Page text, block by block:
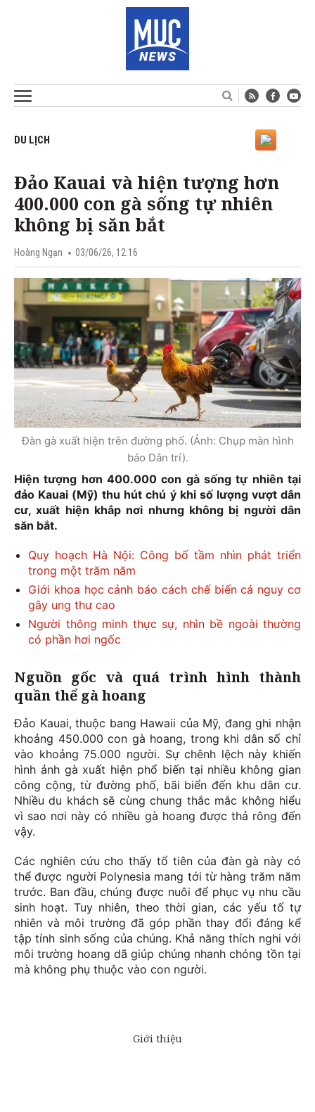
DU LỊCH
Đảo Kauai và hiện tượng hơn
400.000 con gà sống tự nhiên
không bị săn bắt
Hoàng Ngạn 03/06/26, 12:16
Đàn gà xuất hiện trên đường phố. (Ảnh: Chụp màn hình
báo Dân trí).
Hiện tượng hơn 400.000 con gà sống tự nhiên tại
đảo Kauai (Mỹ) thu hút chú ý khi số lượng vượt dân
cư, xuất hiện khắp nơi nhưng không bị người dân
săn bắt.
Quy hoạch Hà Nội: Công bố tầm nhìn phát triển
trong một trăm năm
Giới khoa học cảnh báo cách chế biến cá nguy cơ
gây ung thư cao
Người thông minh thực sự, nhìn bề ngoài thường
có phần hơi ngốc
Nguồn gốc và quá trình hình thành
quần thể gà hoang
Đảo Kauai, thuộc bang Hawaii của Mỹ, đang ghi nhận
khoảng 450.000 con gà hoang, trong khi dân số chỉ
vào khoảng 75.000 người. Sự chênh lệch này khiến
hình ảnh gà xuất hiện phổ biến tại nhiều không gian
công cộng, từ đường phố, bãi biển đến khu dân cư.
Nhiều du khách sẽ cùng chung thắc mắc không hiểu
vì sao nơi này có nhiều gà hoang được thả rông đến
vậy.
Các nghiên cứu cho thấy tổ tiên của đàn gà này có
thể được người Polynesia mang tới từ hàng trăm năm
trước. Ban đầu, chúng được nuôi để phục vụ nhu cầu
sinh hoạt. Tuy nhiên, theo thời gian, các yếu tố tự
nhiên và môi trường đã góp phần thay đổi đáng kể
tập tính sinh sống của chúng. Khả năng thích nghi với
môi trường hoang dã giúp chúng nhanh chóng tồn tại
mà không phụ thuộc vào con người.